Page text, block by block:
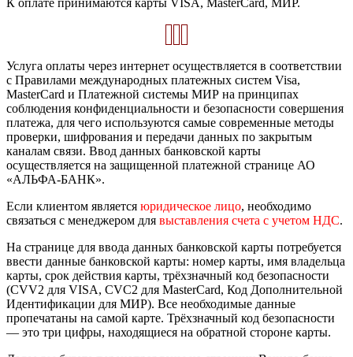
К оплате принимаются карты VISA, MasterCard, МИР.
Услуга оплаты через интернет осуществляется в соответствии
с Правилами международных платежных систем Visa,
MasterCard и Платежной системы МИР на принципах
соблюдения конфиденциальности и безопасности совершения
платежа, для чего используются самые современные методы
проверки, шифрования и передачи данных по закрытым
каналам связи. Ввод данных банковской карты
осуществляется на защищенной платежной странице АО
«АЛЬФА-БАНК».
Если клиентом является юридическое лицо, необходимо
связаться с менеджером для выставления счета с учетом НДС.
На странице для ввода данных банковской карты потребуется
ввести данные банковской карты: номер карты, имя владельца
карты, срок действия карты, трёхзначный код безопасности
(CVV2 для VISA, CVC2 для MasterCard, Код Дополнительной
Идентификации для МИР). Все необходимые данные
пропечатаны на самой карте. Трёхзначный код безопасности
— это три цифры, находящиеся на обратной стороне карты.